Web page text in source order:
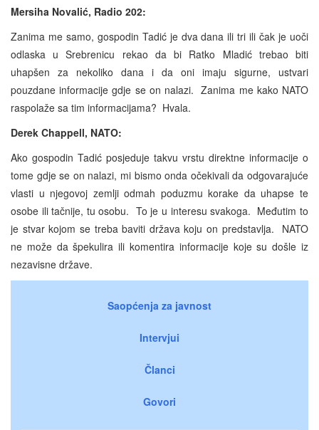
Mersiha Novalić, Radio 202:
Zanima me samo, gospodin Tadić je dva dana ili tri ili čak je uoči
odlaska u Srebrenicu rekao da bi Ratko Mladić trebao biti
uhapšen za nekoliko dana i da oni imaju sigurne, ustvari
pouzdane informacije gdje se on nalazi. Zanima me kako NATO
raspolaže sa tim informacijama? Hvala.
Derek Chappell, NATO:
Ako gospodin Tadić posjeduje takvu vrstu direktne informacije o
tome gdje se on nalazi, mi bismo onda očekivali da odgovarajuće
vlasti u njegovoj zemlji odmah poduzmu korake da uhapse te
osobe ili tačnije, tu osobu. To je u interesu svakoga. Međutim to
je stvar kojom se treba baviti država koju on predstavlja. NATO
ne može da špekulira ili komentira informacije koje su došle iz
nezavisne države.
Saopćenja za javnost
Intervjui
Članci
Govori